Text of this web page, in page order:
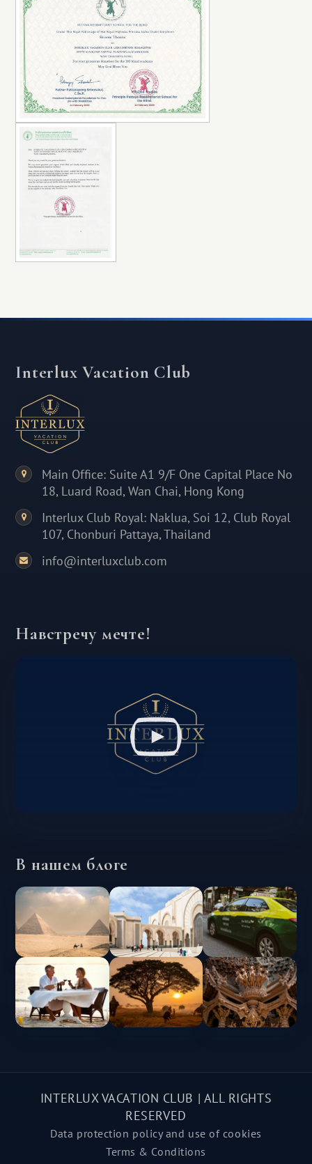
Interlux Vacation Club
Main Office: Suite A1 9/F One Capital Place No
18, Luard Road, Wan Chai, Hong Kong
Interlux Club Royal: Naklua, Soi 12, Club Royal
107, Chonburi Pattaya, Thailand
info@interluxclub.com
Навстречу мечте!
В нашем блоге
INTERLUX VACATION CLUB | ALL RIGHTS
RESERVED
Data protection policy and use of cookies
Terms & Conditions